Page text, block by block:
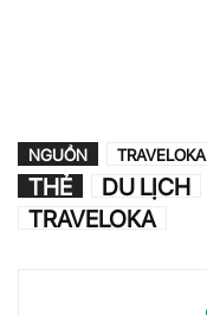
NGUỒN TRAVELOKA
THẺ DU LỊCH
TRAVELOKA